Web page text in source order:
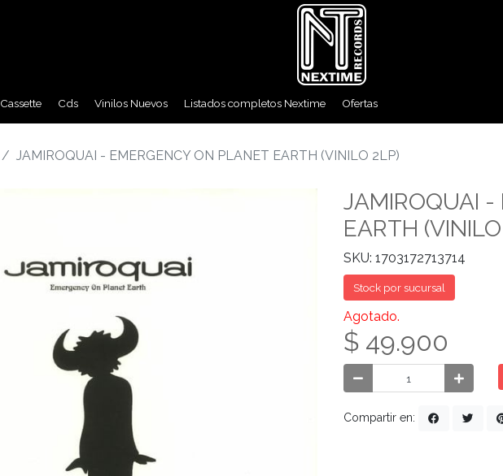
Cassette Cds Vinilos Nuevos Listados completos Nextime Ofertas
JAMIROQUAI - EMERGENCY ON PLANET EARTH (VINILO 2LP)
JAMIROQUAI -
EARTH
SKU: 1703172713714
Stock por sucursal
Agotado.
$ 49.900
Compartir en: